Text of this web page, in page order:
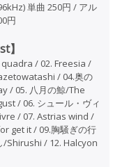
単曲 250円 / アル
円
】
/ 02. Freesia /
/ 04.奥の
/ 05. 八月の鯨/The
/ 06. シュール・ヴィ
/ 07. Astrias wind /
get it / 09.胸騒ぎの行
Shirushi / 12. Halcyon